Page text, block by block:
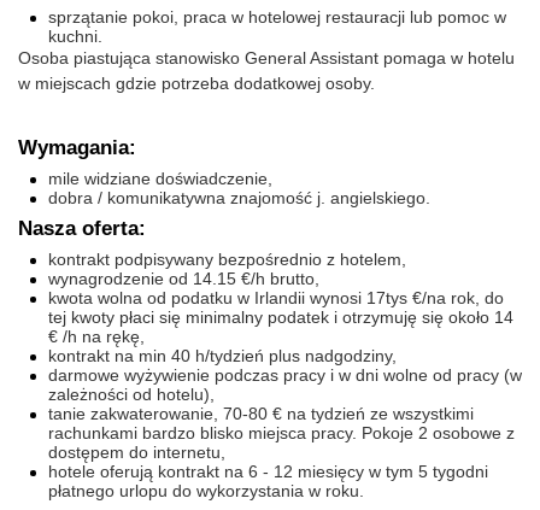
sprzątanie pokoi, praca w hotelowej restauracji lub pomoc w
kuchni.
Osoba piastująca stanowisko General Assistant pomaga w hotelu
w miejscach gdzie potrzeba dodatkowej osoby.
Wymagania:
mile widziane doświadczenie,
dobra / komunikatywna znajomość j. angielskiego.
Nasza oferta:
kontrakt podpisywany bezpośrednio z hotelem,
wynagrodzenie od 14.15 €/h brutto,
kwota wolna od podatku w Irlandii wynosi 17tys €/na rok, do
tej kwoty płaci się minimalny podatek i otrzymuję się około 14
€ /h na rękę,
kontrakt na min 40 h/tydzień plus nadgodziny,
darmowe wyżywienie podczas pracy i w dni wolne od pracy (w
zależności od hotelu),
tanie zakwaterowanie, 70-80 € na tydzień ze wszystkimi
rachunkami bardzo blisko miejsca pracy. Pokoje 2 osobowe z
dostępem do internetu,
hotele oferują kontrakt na 6 - 12 miesięcy w tym 5 tygodni
płatnego urlopu do wykorzystania w roku.